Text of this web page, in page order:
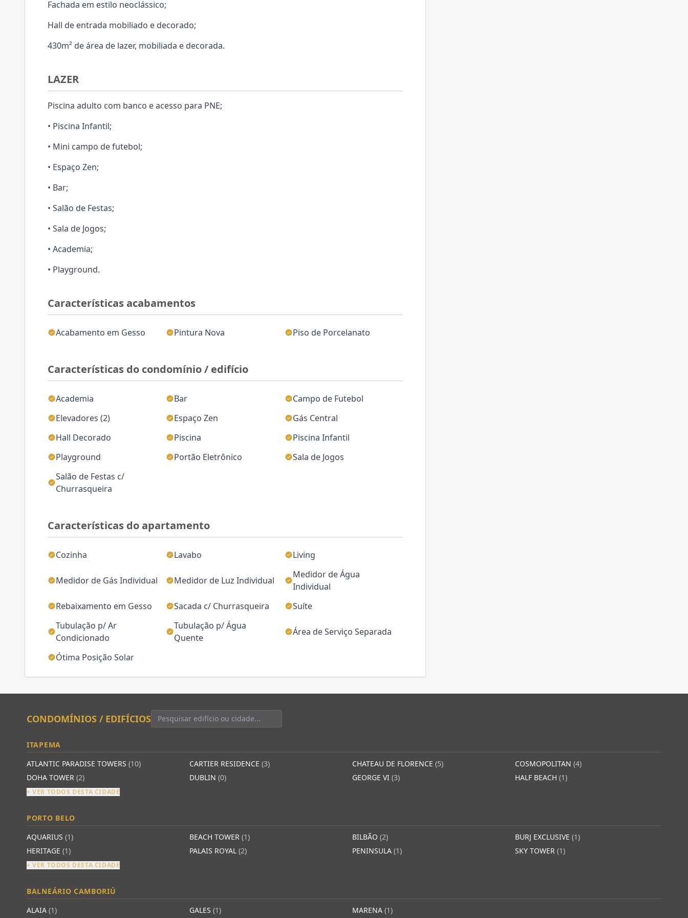
Características acabamentos
Acabamento em Gesso Pintura Nova Piso de Porcelanato
Características do condomínio / edifício
Academia Bar
Campo de Futebol
Elevadores (2)
Espaço Zen
Gás Central
Hall Decorado
Piscina
Piscina Infantil
Playground
Portão Eletrônico
Sala de Jogos
Salão de Festas c/
Churrasqueira
Características do apartamento
Cozinha Lavabo Living
Medidor de Gás Individual Medidor de Luz Individual
Medidor de Água
Individual
Rebaixamento em Gesso
Sacada c/ Churrasqueira
Suíte
Tubulação p/ Ar
Condicionado
Tubulação p/ Água
Quente
Área de Serviço Separada
Ótima Posição Solar
Fachada em estilo neoclássico;
Hall de entrada mobiliado e decorado;
430m² de área de lazer, mobiliada e decorada.
LAZER
Piscina adulto com banco e acesso para PNE;
• Piscina Infantil;
• Mini campo de futebol;
• Espaço Zen;
• Bar;
• Salão de Festas;
• Sala de Jogos;
• Academia;
• Playground.
CONDOMÍNIOS / EDIFÍCIOS
ITAPEMA
ATLANTIC PARADISE TOWERS (10) CARTIER RESIDENCE (3) CHATEAU DE FLORENCE (5) COSMOPOLITAN (4)
DOHA TOWER (2) DUBLIN (0) GEORGE VI (3) HALF BEACH (1)
+ VER TODOS DESTA CIDADE
PORTO BELO
AQUARIUS (1) BEACH TOWER (1) BILBÃO (2) BURJ EXCLUSIVE (1)
HERITAGE (1) PALAIS ROYAL (2) PENINSULA (1) SKY TOWER (1)
+ VER TODOS DESTA CIDADE
BALNEÁRIO CAMBORIÚ
ALAIA (1) GALES (1) MARENA (1)